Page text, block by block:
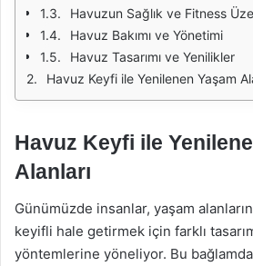
Havuzun Sağlık ve Fitness
Havuz Bakımı ve Yönetimi
Havuz Tasarımı ve Yenilikler
Havuz Keyfi ile Yenilenen Yaşam
Havuz Keyfi ile
Alanları
Günümüzde insanlar, yaşam
keyifli hale getirmek için farklı
yöntemlerine yöneliyor. Bu